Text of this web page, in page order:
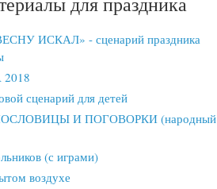
ИСКАЛ» - сценарий праздника
сценарий для детей
И ПОГОВОРКИ (народный
(с играми)
воздухе